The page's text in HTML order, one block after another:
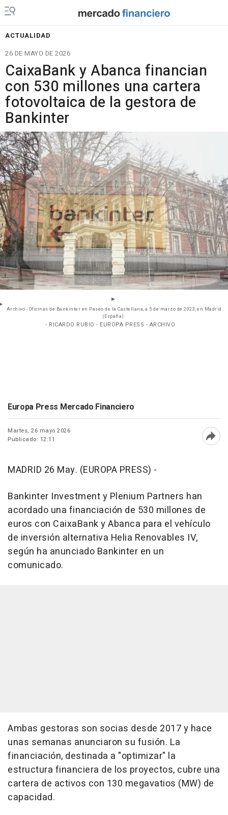
ACTUALIDAD
26 DE MAYO DE 2026
CaixaBank y Abanca financian
con 530 millones una cartera
fotovoltaica de la gestora de
Bankinter
Archivo - Oficinas de Bankinter en Paseo de la Castellana, a 5 de marzo de 2023, en Madrid
(España).
- RICARDO RUBIO - EUROPA PRESS - ARCHIVO
Europa Press Mercado Financiero
Martes, 26 mayo 2026
Publicado: 12:11
MADRID 26 May. (EUROPA PRESS) -
Bankinter Investment y Plenium Partners han
acordado una financiación de 530 millones de
euros con CaixaBank y Abanca para el vehículo
de inversión alternativa Helia Renovables IV,
según ha anunciado Bankinter en un
comunicado.
Ambas gestoras son socias desde 2017 y hace
unas semanas anunciaron su fusión. La
financiación, destinada a "optimizar" la
estructura financiera de los proyectos, cubre una
cartera de activos con 130 megavatios (MW) de
capacidad.